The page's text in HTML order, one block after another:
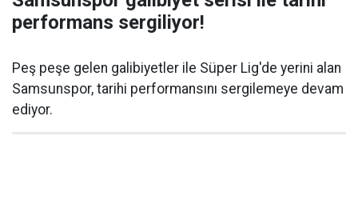
performans sergiliyor!
Peş peşe gelen galibiyetler ile Süper Lig'de yerini alan
Samsunspor, tarihi performansını sergilemeye devam
ediyor.